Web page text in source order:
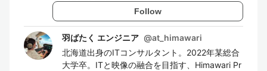
Follow
羽ばたく エンジニア @at_himawari
北海道出身のITコンサルタント。2022年某総合
大学卒。ITと映像の融合を目指す、Himawari Pr